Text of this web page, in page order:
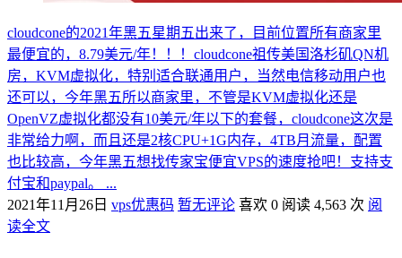
cloudcone的2021年黑五星期五出来了，目前位置所有商家里
最便宜的，8.79美元/年！！！cloudcone祖传美国洛杉矶QN机
房，KVM虚拟化，特别适合联通用户，当然电信移动用户也
还可以，今年黑五所以商家里，不管是KVM虚拟化还是
OpenVZ虚拟化都没有10美元/年以下的套餐，cloudcone这次是
非常给力啊，而且还是2核CPU+1G内存，4TB月流量，配置
也比较高，今年黑五想找传家宝便宜VPS的速度抢吧！支持支
付宝和paypal。 ...
2021年11月26日 vps优惠码 暂无评论 喜欢 0 阅读 4,563 次 阅
读全文